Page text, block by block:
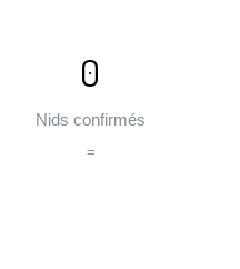
0
Nids confirmés
=